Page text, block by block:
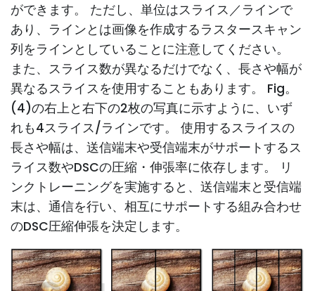
ができます。 ただし、単位はスライス／ラインで
あり、ラインとは画像を作成するラスタースキャン
列をラインとしていることに注意してください。
また、スライス数が異なるだけでなく、長さや幅が
異なるスライスを使用することもあります。 Fig。
(4)の右上と右下の2枚の写真に示すように、いず
れも4スライス/ラインです。 使用するスライスの
長さや幅は、送信端末や受信端末がサポートするス
ライス数やDSCの圧縮・伸張率に依存します。 リ
ンクトレーニングを実施すると、送信端末と受信端
末は、通信を行い、相互にサポートする組み合わせ
のDSC圧縮伸張を決定します。